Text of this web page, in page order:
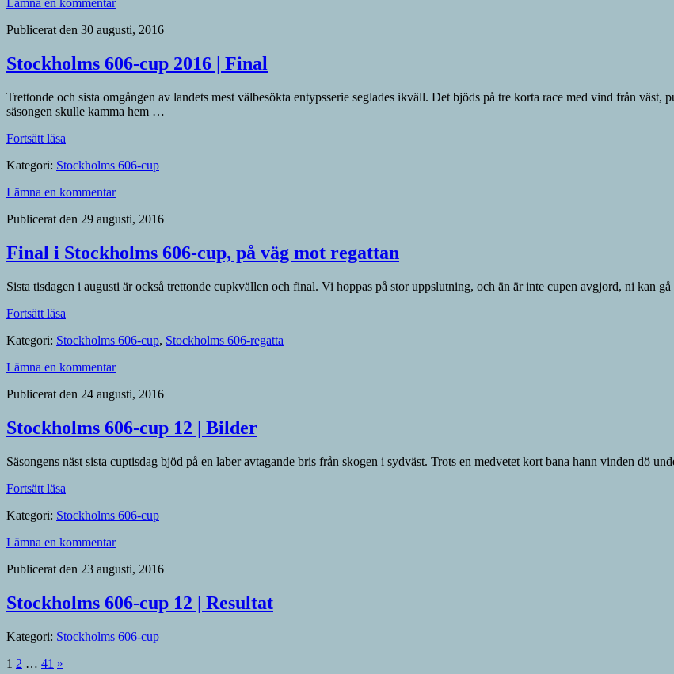
Siffror
Lämna en kommentar
Publicerat den 30 augusti, 2016
Stockholms 606-cup 2016 | Final
Trettonde och sista omgången av landets mest välbesökta entypsserie seglades ikväll. Det bjöds på tre korta race med vind från
säsongen skulle kamma hem …
Fortsätt läsa
cup
|
Kategori: Stockholms 606-cup
Lämna en kommentar
Publicerat den 29 augusti, 2016
Final i Stockholms 606-cup, på väg mot regattan
Sista tisdagen i augusti är också trettonde cupkvällen och final. Vi hoppas på stor uppslutning, och än är inte cupen avgjord, ni kan
Fortsätt läsa
Stockholms
cup,
väg
regattan”
Kategori: Stockholms 606-cup, Stockholms 606-regatta
Lämna en kommentar
Publicerat den 24 augusti, 2016
Stockholms 606-cup 12 | Bilder
Säsongens näst sista cuptisdag bjöd på en laber avtagande bris från skogen i sydväst. Trots en medvetet kort bana hann vinden dö
Fortsätt läsa
cup
|
Kategori: Stockholms 606-cup
Lämna en kommentar
Publicerat den 23 augusti, 2016
Stockholms 606-cup 12 | Resultat
Kategori: Stockholms 606-cup
Inläggsnavigering
1 2 … 41 Nästa
»